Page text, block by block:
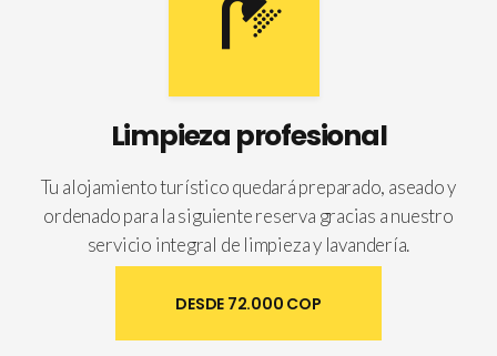
Limpieza profesional
Tu alojamiento turístico quedará preparado, aseado y
ordenado para la siguiente reserva gracias a nuestro
servicio integral de limpieza y lavandería.
DESDE 72.000 COP